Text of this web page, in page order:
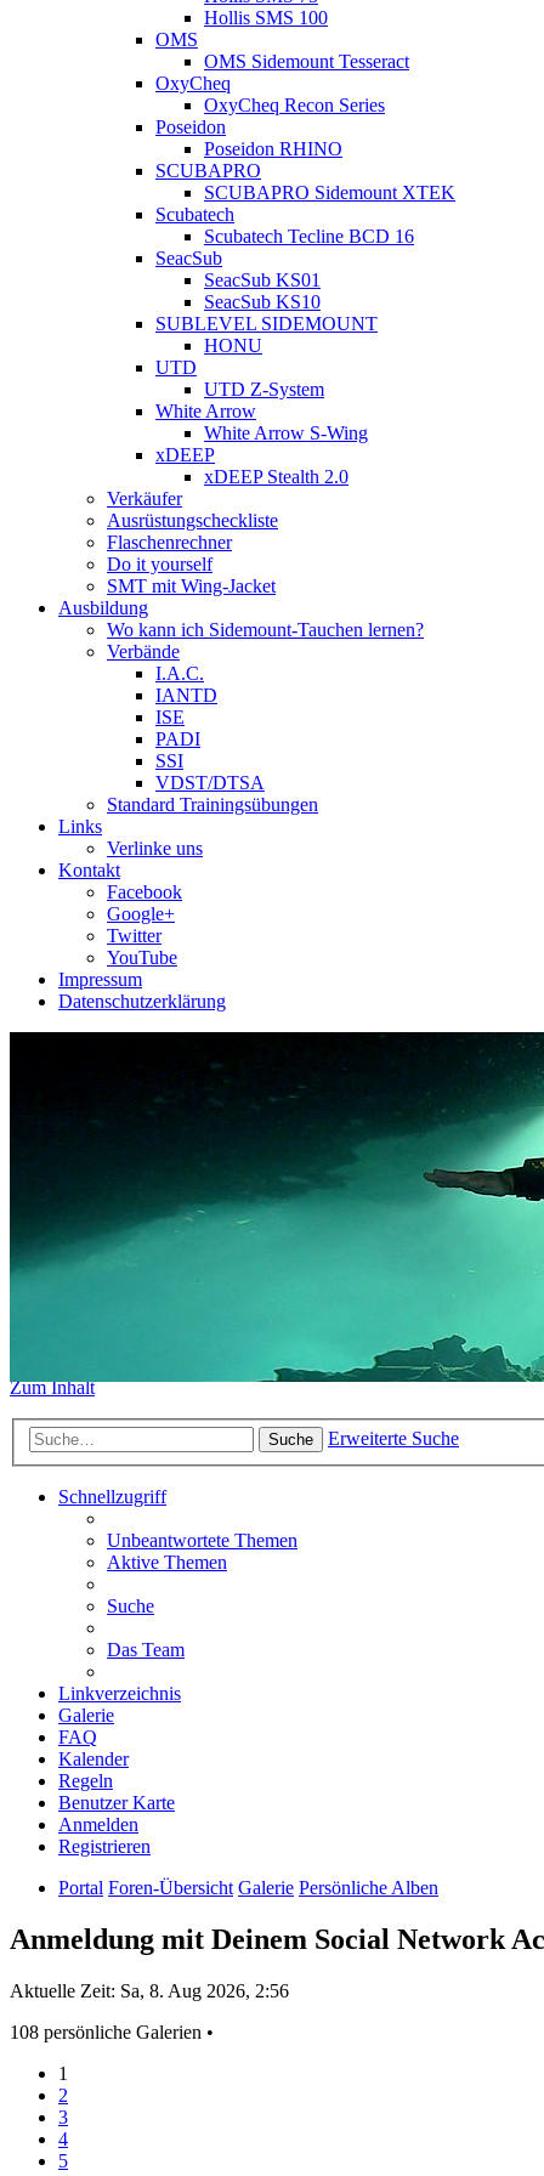
Hollis SMS 100
OMS
OMS Sidemount Tesseract
OxyCheq
OxyCheq Recon Series
Poseidon
Poseidon RHINO
SCUBAPRO
SCUBAPRO Sidemount XTEK
Scubatech
Scubatech Tecline BCD 16
SeacSub
SeacSub KS01
SeacSub KS10
SUBLEVEL SIDEMOUNT
HONU
UTD
UTD Z-System
White Arrow
White Arrow S-Wing
xDEEP
xDEEP Stealth 2.0
Verkäufer
Ausrüstungscheckliste
Flaschenrechner
Do it yourself
SMT mit Wing-Jacket
Ausbildung
Wo kann ich Sidemount-Tauchen lernen?
Verbände
I.A.C.
IANTD
ISE
PADI
SSI
VDST/DTSA
Standard Trainingsübungen
Links
Verlinke uns
Kontakt
Facebook
Google+
Twitter
YouTube
Impressum
Datenschutzerklärung
Das Sidemount-Forum ist auf
https://www.sidemount-
Das alte Forum hier existiert
Sidemount-Forum
Zum Inhalt
Suche Erweiterte Suche
Schnellzugriff
Unbeantwortete Themen
Aktive Themen
Suche
Das Team
Linkverzeichnis
Galerie
FAQ
Kalender
Regeln
Benutzer Karte
Anmelden
Registrieren
Portal Foren-Übersicht Galerie Persönliche Alben
Anmeldung mit Deinem Social Network
Aktuelle Zeit: Sa, 8. Aug 2026, 2:56
108 persönliche Galerien •
1
2
3
4
5